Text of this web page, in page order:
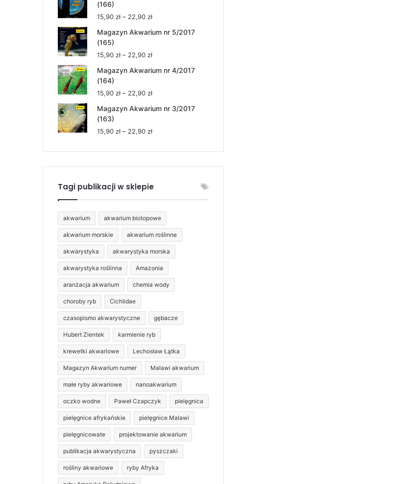
do
22,90 zł
(166)
15,90 zł – 22,90 złZakres
od
do
22,90 zł
Magazyn Akwarium nr 5/2017
(165)
15,90 zł – 22,90 złZakres
od
do
22,90 zł
Magazyn Akwarium nr 4/2017
(164)
15,90 zł – 22,90 złZakres
od
do
Magazyn Akwarium nr 3/2017
(163)
15,90 zł – 22,90 złZakres
od
Tagi publikacji w sklepie
akwarium akwarium biotopowe
akwarium morskie akwarium roślinne
akwarystyka akwarystyka morska
akwarystyka roślinna Amazonia
aranżacja akwarium chemia wody
choroby ryb Cichlidae
czasopismo akwarystyczne gębacze
Hubert Zientek karmienie ryb
krewetki akwariowe Lechosław Łątka
Magazyn Akwarium numer Malawi akwarium
małe ryby akwariowe nanoakwarium
oczko wodne Paweł Czapczyk pielęgnica
pielęgnice afrykańskie pielęgnice Malawi
pielęgnicowate projektowanie akwarium
publikacja akwarystyczna pyszczaki
rośliny akwariowe ryby Afryka